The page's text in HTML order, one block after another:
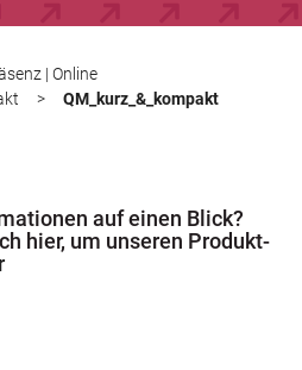
| Online
> QM_kurz_&_kompakt
auf einen Blick?
hier, um unseren Produkt-